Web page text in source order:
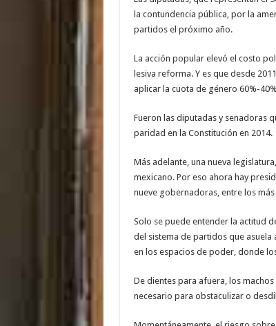
la contundencia pública, por la
partidos el próximo año.
La acción popular elevó el costo
lesiva reforma. Y es que desde
aplicar la cuota de género 60%-
Fueron las diputadas y senadoras
paridad en la Constitución en 2014.
Más adelante, una nueva
mexicano. Por eso ahora hay
nueve gobernadoras, entre los
Solo se puede entender la actitud
del sistema de partidos que asuela
en los espacios de poder, donde
De dientes para afuera, los
necesario para obstaculizar o